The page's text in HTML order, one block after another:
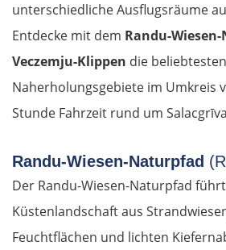
unterschiedliche Ausflugsräume
Entdecke mit dem Randu-
Veczemju-Klippen die beliebtesten
Naherholungsgebiete im Umkreis
Stunde Fahrzeit rund um
Randu-Wiesen-Naturpfad
Der Randu-Wiesen-Naturpfad
Küstenlandschaft aus
Feuchtflächen und lichten